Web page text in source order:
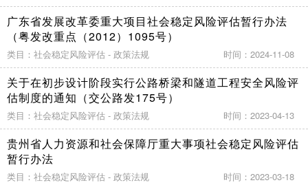
广东省发展改革委重大项目社会稳定风险评估暂行办法
（粤发改重点（2012）1095号）
类目：社会稳定风险评估 - 政策法规 时间：2024-11-08
关于在初步设计阶段实行公路桥梁和隧道工程安全风险评
估制度的通知（交公路发175号）
类目：社会稳定风险评估 - 政策法规 时间：2023-04-13
贵州省人力资源和社会保障厅重大事项社会稳定风险评估
暂行办法
类目：社会稳定风险评估 - 政策法规 时间：2023-03-18